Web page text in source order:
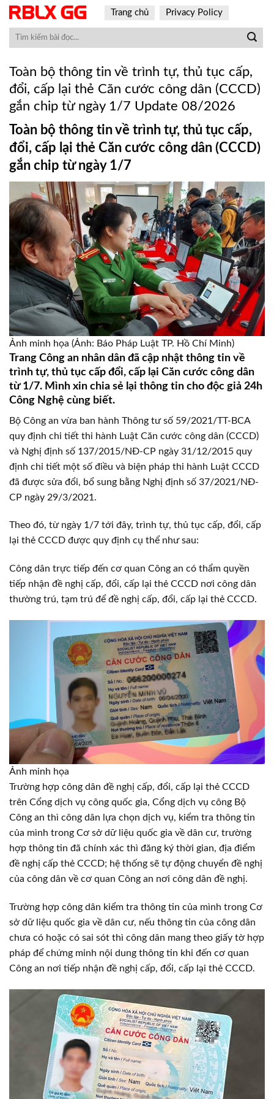
Skip
content
Trang chủ Privacy Policy
Toàn bộ thông tin về trình tự, thủ tục cấp,
đổi, cấp lại thẻ Căn cước công dân (CCCD)
gắn chip từ ngày 1/7 Update 08/2026
Toàn bộ thông tin về trình tự, thủ tục cấp,
đổi, cấp lại thẻ Căn cước công dân (CCCD)
gắn chip từ ngày 1/7
Ảnh minh họa (Ảnh: Báo Pháp Luật TP. Hồ Chí Minh)
Trang Công an nhân dân đã cập nhật thông tin về
trình tự, thủ tục cấp đổi, cấp lại Căn cước công dân
từ 1/7. Mình xin chia sẻ lại thông tin cho độc giả 24h
Công Nghệ cùng biết.
Bộ Công an vừa ban hành Thông tư số 59/2021/TT-BCA
quy định chi tiết thi hành Luật Căn cước công dân (CCCD)
và Nghị định số 137/2015/NĐ-CP ngày 31/12/2015 quy
định chi tiết một số điều và biện pháp thi hành Luật CCCD
đã được sửa đổi, bổ sung bằng Nghị định số 37/2021/NĐ-
CP ngày 29/3/2021.
Theo đó, từ ngày 1/7 tới đây, trình tự, thủ tục cấp, đổi, cấp
lại thẻ CCCD được quy định cụ thể như sau:
Công dân trực tiếp đến cơ quan Công an có thẩm quyền
tiếp nhận đề nghị cấp, đổi, cấp lại thẻ CCCD nơi công dân
thường trú, tạm trú để đề nghị cấp, đổi, cấp lại thẻ CCCD.
Ảnh minh họa
Trường hợp công dân đề nghị cấp, đổi, cấp lại thẻ CCCD
trên Cổng dịch vụ công quốc gia, Cổng dịch vụ công Bộ
Công an thì công dân lựa chọn dịch vụ, kiểm tra thông tin
của mình trong Cơ sở dữ liệu quốc gia về dân cư, trường
hợp thông tin đã chính xác thì đăng ký thời gian, địa điểm
đề nghị cấp thẻ CCCD; hệ thống sẽ tự động chuyển đề nghị
của công dân về cơ quan Công an nơi công dân đề nghị.
Trường hợp công dân kiểm tra thông tin của mình trong Cơ
sở dữ liệu quốc gia về dân cư, nếu thông tin của công dân
chưa có hoặc có sai sót thì công dân mang theo giấy tờ hợp
pháp để chứng minh nội dung thông tin khi đến cơ quan
Công an nơi tiếp nhận đề nghị cấp, đổi, cấp lại thẻ CCCD.